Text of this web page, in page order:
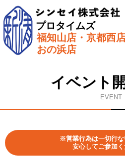
プロタイムズ
福知山店・京都西
おの浜店
ホーム»イベント情報»9月
ライン塗り替え勉強会
イベント
EVENT
※営業行為は一切行
安心してご参加く